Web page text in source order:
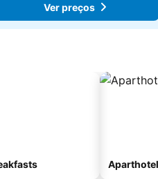
Ver preços
Aparthotel